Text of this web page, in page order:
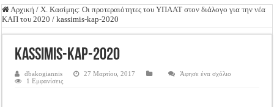
Ένωση Μεσολογγίου: Συγχαρητήρια Επιστολή προς Δήμο Μεσολογγίου
ΕΝΩΣΗ ΜΕΣΟΛΟΓΓΙΟΥ: ΕΚΛΟΓΙΚΗ ΓΕΝΙΚΗ ΣΥΝΕΛΕΥΣΗ
Ανακοίνωση: Επιστροφή ΦΠΑ
Αρχική / Χ. Κασίμης: Οι προτεραιότητες του ΥΠΑΑΤ στον διάλογο για την νέα
ΚΑΠ του 2020 / kassimis-kap-2020
kassimis-kap-2020
dbakogiannis 27 Μαρτίου, 2017
Άφησε ένα σχόλιο
1 Εμφανίσεις